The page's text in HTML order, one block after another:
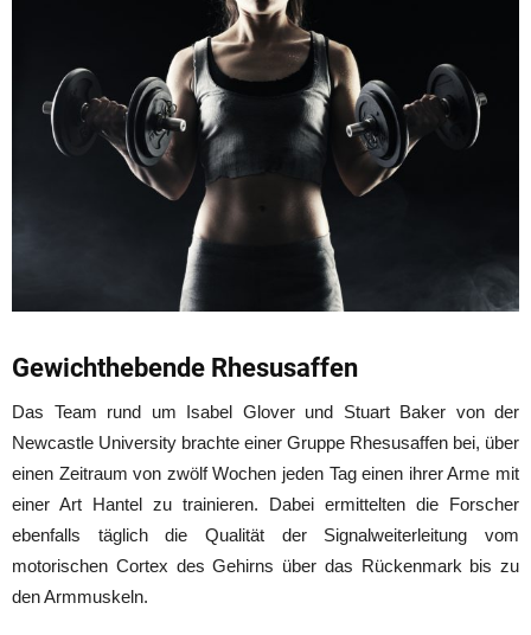
Gewichthebende Rhesusaffen
Das Team rund um Isabel Glover und Stuart Baker von der
Newcastle University brachte einer Gruppe Rhesusaffen bei, über
einen Zeitraum von zwölf Wochen jeden Tag einen ihrer Arme mit
einer Art Hantel zu trainieren. Dabei ermittelten die Forscher
ebenfalls täglich die Qualität der Signalweiterleitung vom
motorischen Cortex des Gehirns über das Rückenmark bis zu
den Armmuskeln.